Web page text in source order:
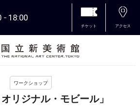
18:00
チケット アクセス
ワークショップ
オリジナル・モビール」